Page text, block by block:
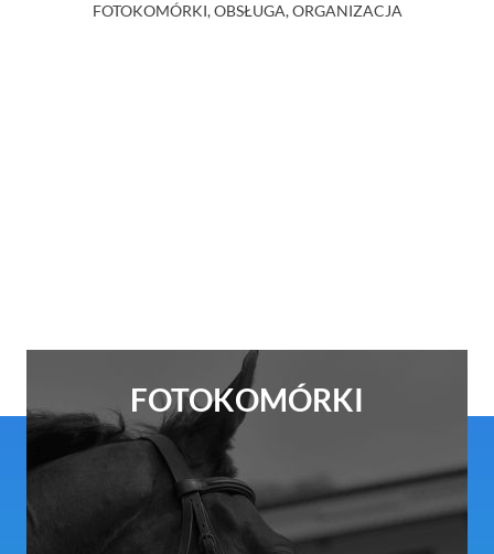
FOTOKOMÓRKI, OBSŁUGA, ORGANIZACJA
FOTOKOMÓRKI